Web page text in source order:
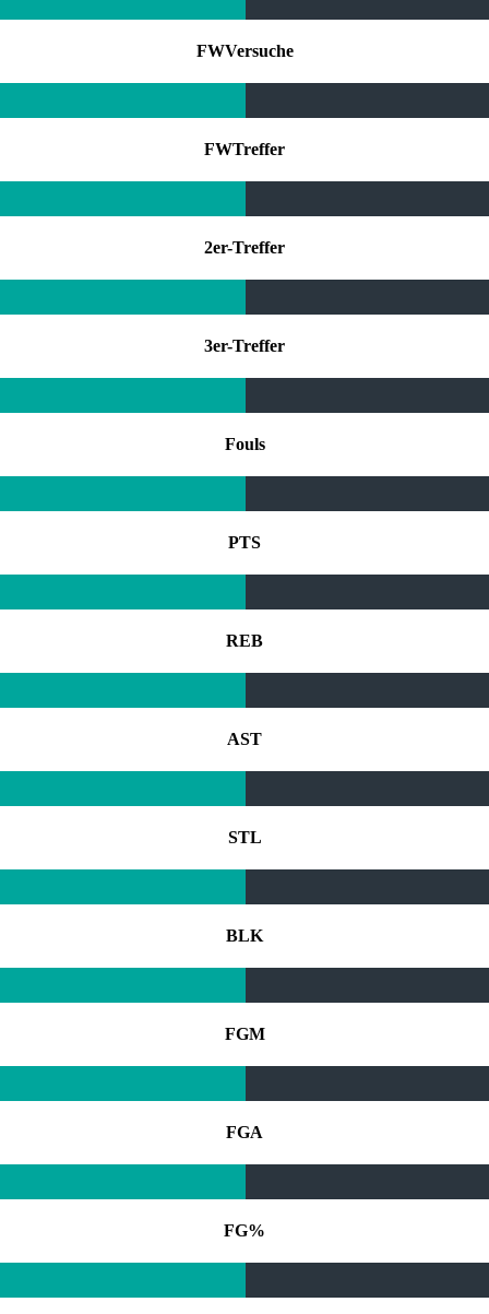
FWVersuche
FWTreffer
2er-Treffer
3er-Treffer
Fouls
PTS
REB
AST
STL
BLK
FGM
FGA
FG%